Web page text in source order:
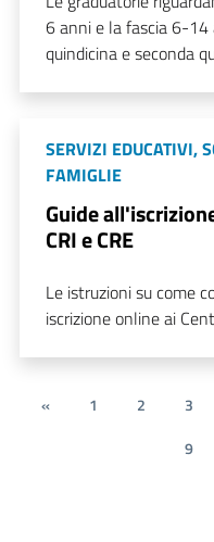
6 anni e la fascia 6-14
quindicina e seconda
SERVIZI EDUCATIVI,
FAMIGLIE
Guide
CRI e CRE
Le istruzioni su come
iscrizione online ai
« 1 2 3
9